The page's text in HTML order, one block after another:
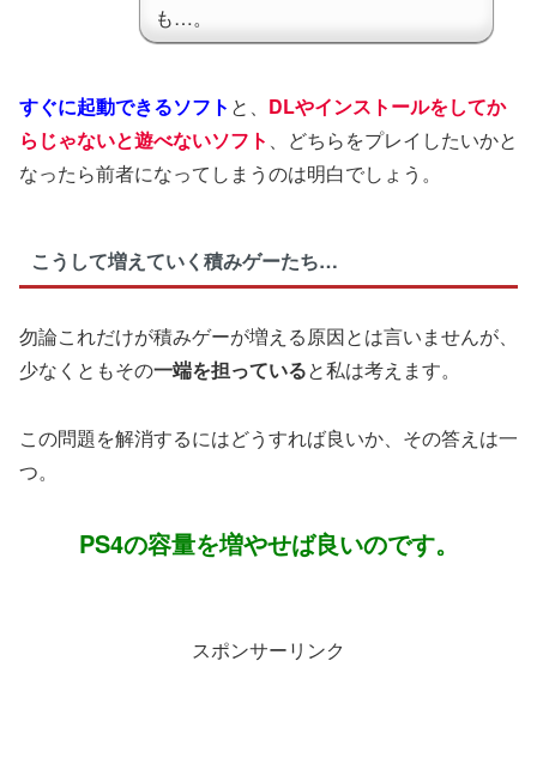
も…。
すぐに起動できるソフト と、 DLやインストールをしてか
らじゃないと遊べないソフト 、どちらをプレイしたいかと
なったら前者になってしまうのは明白でしょう。
こうして増えていく積みゲーたち…
勿論これだけが積みゲーが増える原因とは言いませんが、
少なくともその一端を担っていると私は考えます。
この問題を解消するにはどうすれば良いか、その答えは一
つ。
PS4の容量を増やせば良いのです。
スポンサーリンク